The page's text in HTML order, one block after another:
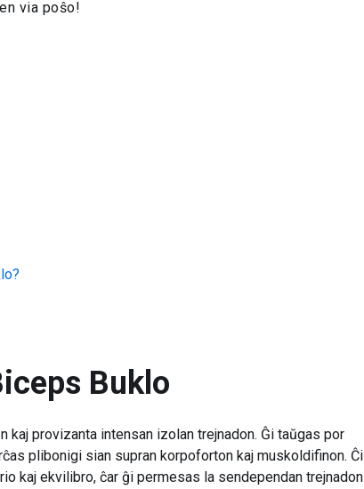
via poŝo!
?
Buklo
provizanta intensan izolan trejnadon. Ĝi taŭgas por
plibonigi sian supran korpoforton kaj muskoldifinon. Ĉi
kaj ekvilibro, ĉar ĝi permesas la sendependan trejnadon